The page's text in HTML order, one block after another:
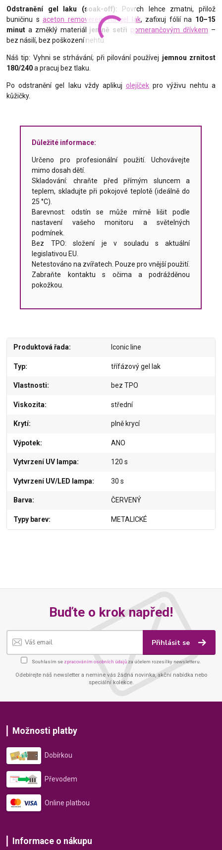
Odstranění gel laku (soak-off): Povrch lehce zmatni, přilož
buničinu saceton removerem na gel lak, zafixuj fólií na 10–15
minut a změklý materiál jemně setři pomerančovým dřívkem –
bez násilí, bez poškození nehtu.
Náš tip: Vyhni se strhávání; při pilování používej jemnou zrnitost
180/240a pracuj bez tlaku.
Po odstranění gel laku vždy aplikujolejíček pro výživu nehtu a
kůžičky.
Důležité informace:
Určeno pro profesionální použití. Uchovávejte
mimo dosah dětí.
Skladování: chraňte před přímým sluncem a
teplem, skladujte při pokojové teplotě (ideálně do
25 °C).
Barevnost: odstín se může mírně lišit podle
nastavení vašeho monitoru a světelných
podmínek.
Bez TPO: složení je v souladu s aktuální
legislativou EU.
Netestováno na zvířatech. Pouze pro vnější použití.
Zabraňte kontaktu s očima a podrážděnou
pokožkou.
Produktová řada Iconic line
Typ třífázový gel lak
Vlastnosti bez TPO
Viskozita střední
Krytí plně krycí
Výpotek ANO
Vytvrzení UV lampa 120 s
Vytvrzení UV/LED lampa 30 s
Barva ČERVENÝ
Typy barev METALICKÉ
Buďte o krok napřed!
Přihlásit se
Souhlasím se zpracováním osobních údajů za účelem rozesílky newsletteru.
Odebírejte náš newsletter a nemine vás žádná novinka, akční nabídka nebo
speciální kolekce.
Možnosti platby
Dobírkou
Převodem
Online platbou
Informace o nákupu